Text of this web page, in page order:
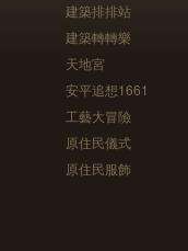
建築排排站
建築轉轉樂
天地宮
安平追想1661
工藝大冒險
原住民儀式
原住民服飾